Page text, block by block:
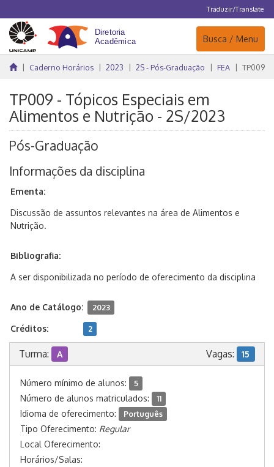
Traduzir/Translate
Navegação
Busca / Menu
Caderno Horários 2023 2S - Pós-Graduação FEA TP009
TP009 - Tópicos Especiais em
Alimentos e Nutrição - 2S/2023
Pós-Graduação
Informações da disciplina
Ementa:
Discussão de assuntos relevantes na área de Alimentos e
Nutrição.
Bibliografia:
A ser disponibilizada no período de oferecimento da disciplina
Ano de Catálogo: 2023
Créditos: 2
Turma: A Vagas: 15
Número mínimo de alunos: 5
Número de alunos matriculados: 11
Idioma de oferecimento: Português
Tipo Oferecimento: Regular
Local Oferecimento:
Horários/Salas: